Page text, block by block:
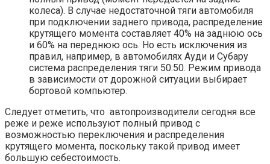
колеса). В случае недостаточной тяги автомобиля
при подключении заднего привода, распределение
крутящего момента составляет 40% на заднюю ось
и 60% на переднюю ось. Но есть исключения из
правил, например, в автомобилях Ауди и Субару
система распределения тяги 50:50. Режим привода
в зависимости от дорожной ситуации выбирает
бортовой компьютер.
Следует отметить, что автопроизводители сегодня все
реже и реже используют полный привод с
возможностью переключения и распределения
крутящего момента, поскольку такой привод имеет
большую себестоимость.